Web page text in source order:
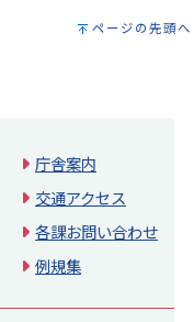
ページの先頭へ
庁舎案内
交通アクセス
各課お問い合わせ
例規集